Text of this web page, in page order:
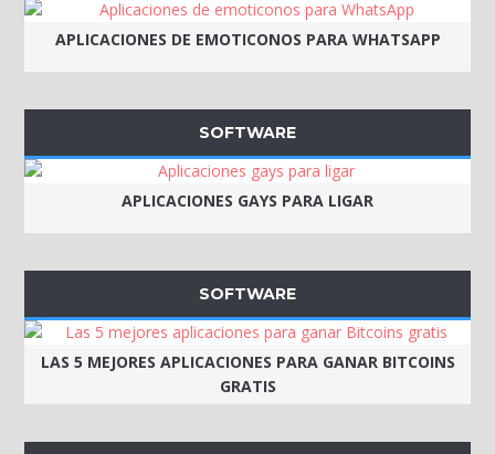
APLICACIONES DE EMOTICONOS PARA WHATSAPP
SOFTWARE
APLICACIONES GAYS PARA LIGAR
SOFTWARE
LAS 5 MEJORES APLICACIONES PARA GANAR BITCOINS
GRATIS